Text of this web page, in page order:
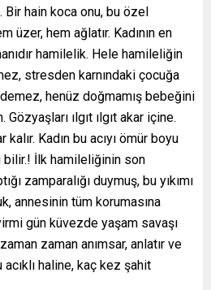
Bir hain koca onu, bu özel
üzer, hem ağlatır. Kadının en
hamilelik. Hele hamileliğin
stresden karnındaki çocuğa
henüz doğmamış bebeğini
ılgıt ılgıt akar içine.
kalır. Kadın bu acıyı ömür boyu
bilir.! İlk hamileliğinin son
zamparalığı duymuş, bu yıkımı
annesinin tüm korumasına
gün küvezde yaşam savaşı
zaman anımsar, anlatır ve
acıklı haline, kaç kez şahit